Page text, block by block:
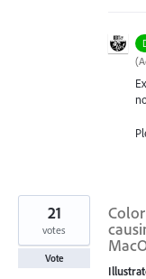
(
21
votes
Vote